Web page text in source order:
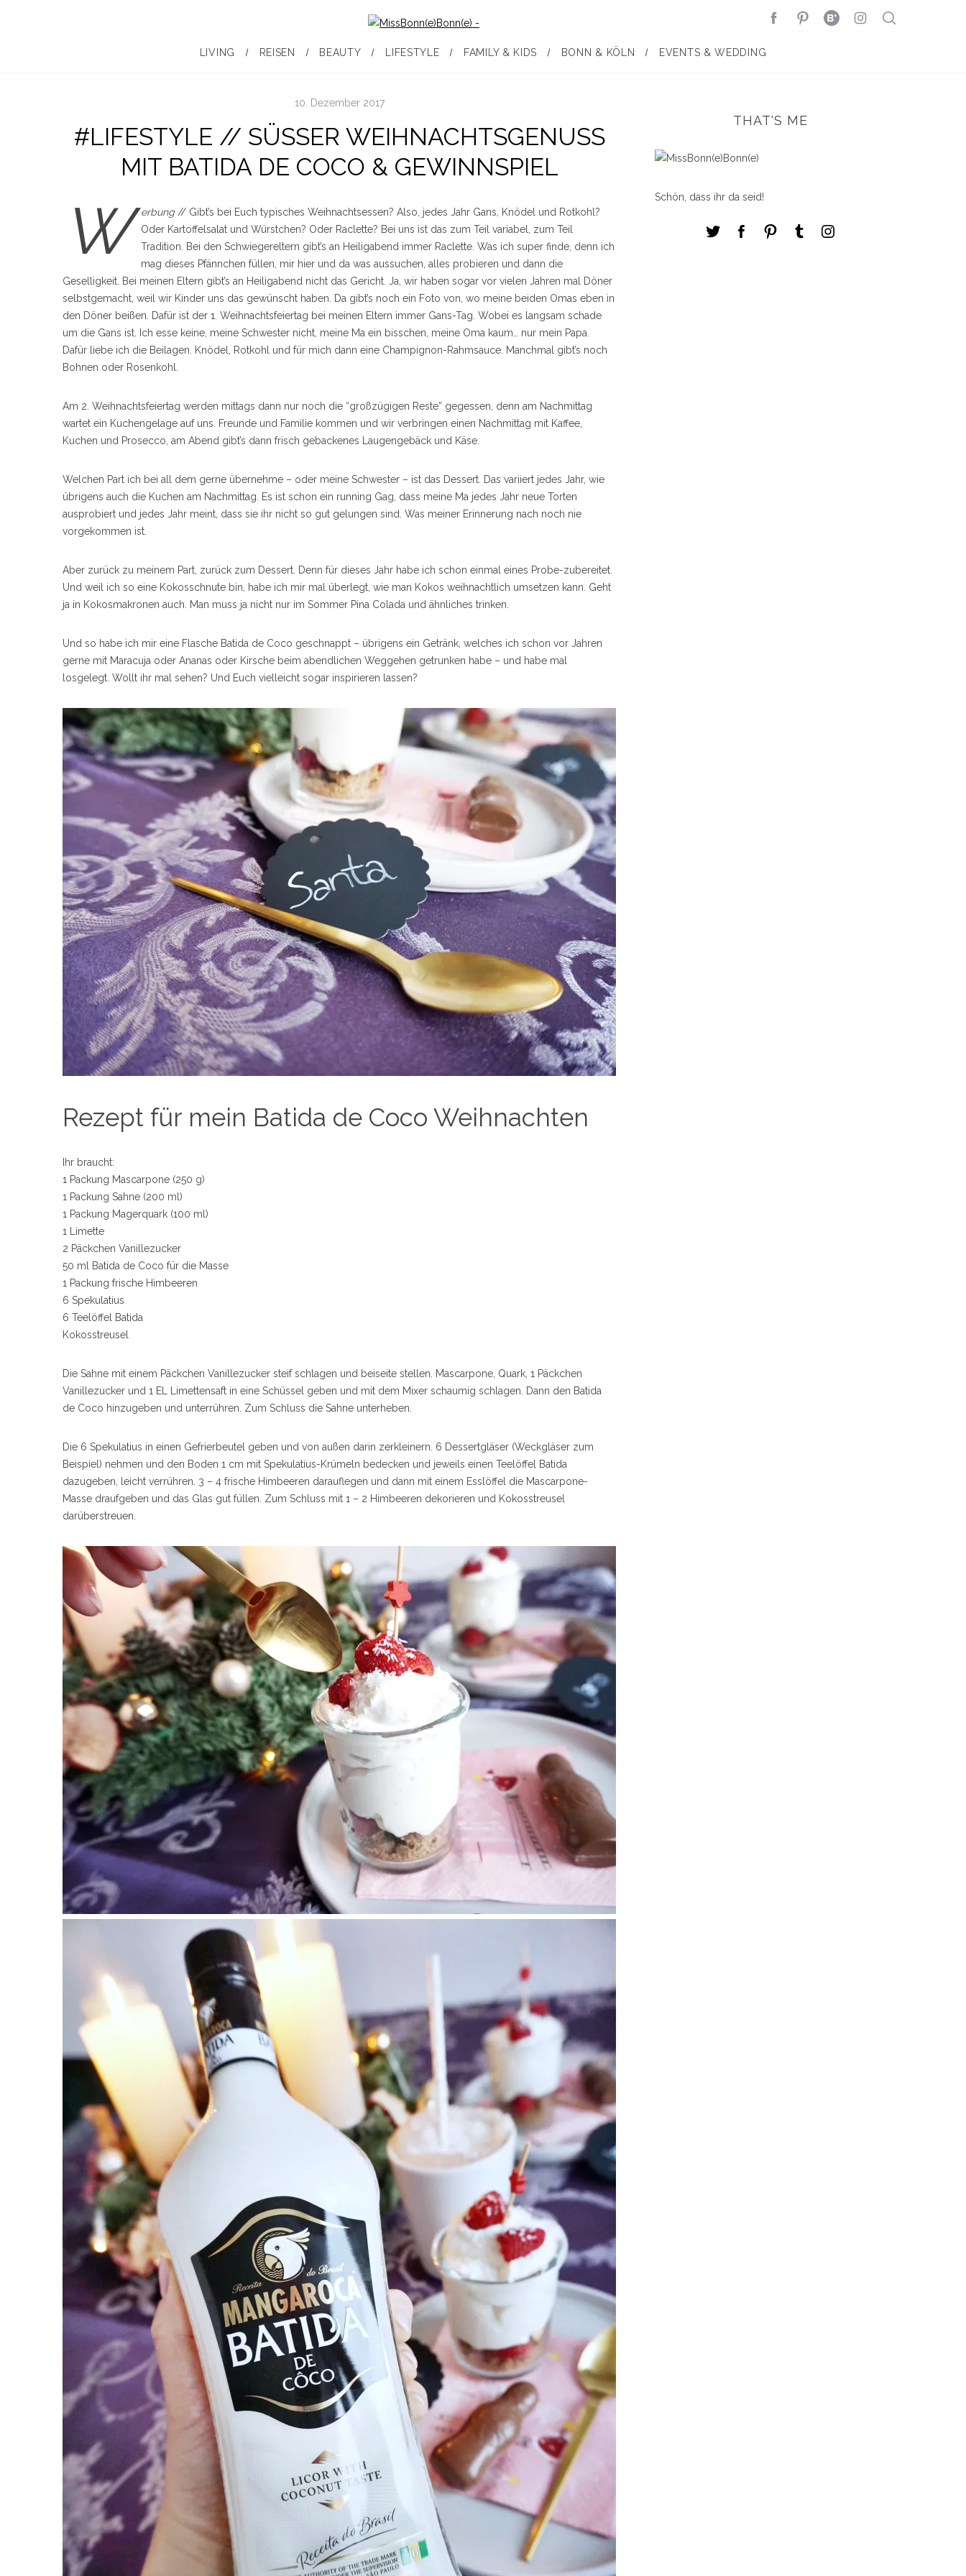
LIVING REISEN BEAUTY LIFESTYLE FAMILY & KIDS BONN & KÖLN EVENTS & WEDDING
10. Dezember 2017
#LIFESTYLE // SÜSSER WEIHNACHTSGENUSS M
IT BATIDA DE COCO & GEWINNSPIEL
W erbung// Gibt’s bei Euch typisches Weihnachtsessen? Also, jedes Jahr Gans, Knödel und Rotkohl?
Oder Kartoffelsalat und Würstchen? Oder Raclette? Bei uns ist das zum Teil variabel, zum Teil
Tradition. Bei den Schwiegereltern gibt’s an Heiligabend immer Raclette. Was ich super finde, denn ich
mag dieses Pfännchen füllen, mir hier und da was aussuchen, alles probieren und dann die
Geselligkeit. Bei meinen Eltern gibt’s an Heiligabend nicht das Gericht. Ja, wir haben sogar vor vielen Jahren mal Döner
selbstgemacht, weil wir Kinder uns das gewünscht haben. Da gibt’s noch ein Foto von, wo meine beiden Omas eben in
den Döner beißen. Dafür ist der 1. Weihnachtsfeiertag bei meinen Eltern immer Gans-Tag. Wobei es langsam schade
um die Gans ist. Ich esse keine, meine Schwester nicht, meine Ma ein bisschen, meine Oma kaum… nur mein Papa.
Dafür liebe ich die Beilagen. Knödel, Rotkohl und für mich dann eine Champignon-Rahmsauce. Manchmal gibt’s noch
Bohnen oder Rosenkohl.
Am 2. Weihnachtsfeiertag werden mittags dann nur noch die “großzügigen Reste” gegessen, denn am Nachmittag
wartet ein Kuchengelage auf uns. Freunde und Familie kommen und wir verbringen einen Nachmittag mit Kaffee,
Kuchen und Prosecco, am Abend gibt’s dann frisch gebackenes Laugengebäck und Käse.
Welchen Part ich bei all dem gerne übernehme – oder meine Schwester – ist das Dessert. Das variiert jedes Jahr, wie
übrigens auch die Kuchen am Nachmittag. Es ist schon ein running Gag, dass meine Ma jedes Jahr neue Torten
ausprobiert und jedes Jahr meint, dass sie ihr nicht so gut gelungen sind. Was meiner Erinnerung nach noch nie
vorgekommen ist.
Aber zurück zu meinem Part, zurück zum Dessert. Denn für dieses Jahr habe ich schon einmal eines Probe-zubereitet.
Und weil ich so eine Kokosschnute bin, habe ich mir mal überlegt, wie man Kokos weihnachtlich umsetzen kann. Geht
ja in Kokosmakronen auch. Man muss ja nicht nur im Sommer Pina Colada und ähnliches trinken.
Und so habe ich mir eine Flasche Batida de Coco geschnappt – übrigens ein Getränk, welches ich schon vor Jahren
gerne mit Maracuja oder Ananas oder Kirsche beim abendlichen Weggehen getrunken habe – und habe mal
losgelegt. Wollt ihr mal sehen? Und Euch vielleicht sogar inspirieren lassen?
Rezept für mein Batida de Coco Weihnachten
Ihr braucht:
1 Packung Mascarpone (250 g)
1 Packung Sahne (200 ml)
1 Packung Magerquark (100 ml)
1 Limette
2 Päckchen Vanillezucker
50 ml Batida de Coco für die Masse
1 Packung frische Himbeeren
6 Spekulatius
6 Teelöffel Batida
Kokosstreusel
Die Sahne mit einem Päckchen Vanillezucker steif schlagen und beiseite stellen. Mascarpone, Quark, 1 Päckchen
Vanillezucker und 1 EL Limettensaft in eine Schüssel geben und mit dem Mixer schaumig schlagen. Dann den Batida
de Coco hinzugeben und unterrühren. Zum Schluss die Sahne unterheben.
Die 6 Spekulatius in einen Gefrierbeutel geben und von außen darin zerkleinern. 6 Dessertgläser (Weckgläser zum
Beispiel) nehmen und den Boden 1 cm mit Spekulatius-Krümeln bedecken und jeweils einen Teelöffel Batida
dazugeben, leicht verrühren. 3 – 4 frische Himbeeren darauflegen und dann mit einem Esslöffel die Mascarpone-
Masse draufgeben und das Glas gut füllen. Zum Schluss mit 1 – 2 Himbeeren dekorieren und Kokosstreusel
darüberstreuen.
THAT'S ME
Schön, dass ihr da seid!
e
c
f
r